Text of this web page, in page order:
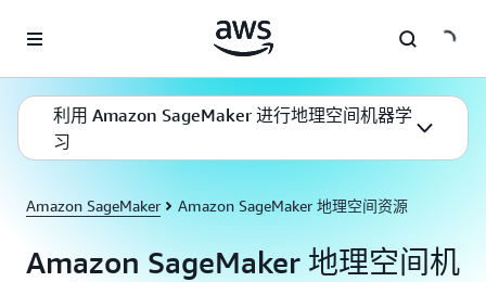
利用 Amazon SageMaker 进行地理空间机器学
习
Amazon SageMaker Amazon SageMaker 地理空间资源
Amazon SageMaker 地理空间机